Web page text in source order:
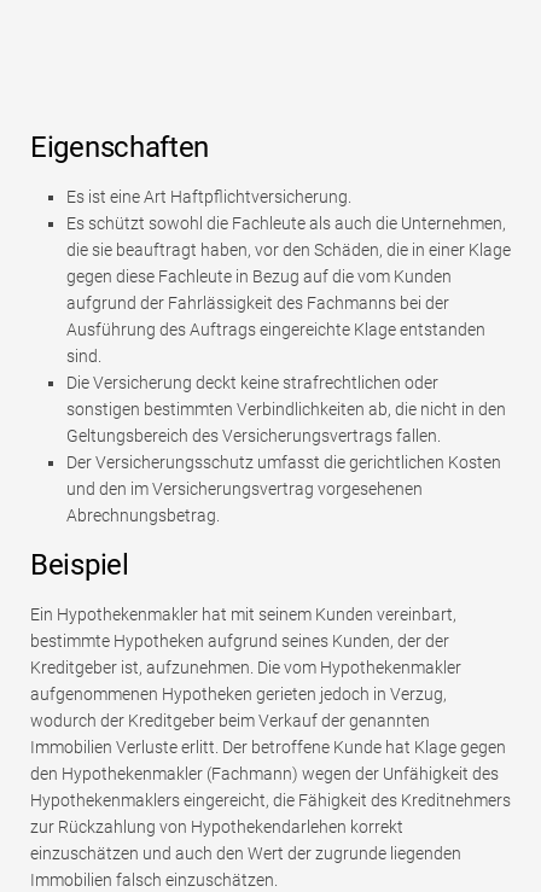
Eigenschaften
Es ist eine Art Haftpflichtversicherung.
Es schützt sowohl die Fachleute als auch die Unternehmen,
die sie beauftragt haben, vor den Schäden, die in einer Klage
gegen diese Fachleute in Bezug auf die vom Kunden
aufgrund der Fahrlässigkeit des Fachmanns bei der
Ausführung des Auftrags eingereichte Klage entstanden
sind.
Die Versicherung deckt keine strafrechtlichen oder
sonstigen bestimmten Verbindlichkeiten ab, die nicht in den
Geltungsbereich des Versicherungsvertrags fallen.
Der Versicherungsschutz umfasst die gerichtlichen Kosten
und den im Versicherungsvertrag vorgesehenen
Abrechnungsbetrag.
Beispiel
Ein Hypothekenmakler hat mit seinem Kunden vereinbart,
bestimmte Hypotheken aufgrund seines Kunden, der der
Kreditgeber ist, aufzunehmen. Die vom Hypothekenmakler
aufgenommenen Hypotheken gerieten jedoch in Verzug,
wodurch der Kreditgeber beim Verkauf der genannten
Immobilien Verluste erlitt. Der betroffene Kunde hat Klage gegen
den Hypothekenmakler (Fachmann) wegen der Unfähigkeit des
Hypothekenmaklers eingereicht, die Fähigkeit des Kreditnehmers
zur Rückzahlung von Hypothekendarlehen korrekt
einzuschätzen und auch den Wert der zugrunde liegenden
Immobilien falsch einzuschätzen.